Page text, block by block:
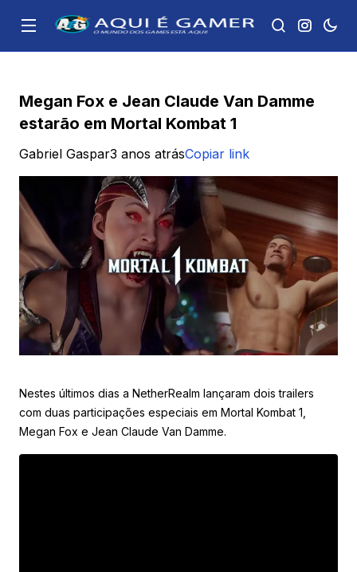
Megan Fox e Jean Claude Van Damme
estarão em Mortal Kombat 1
Gabriel Gaspar3 anos atrásCopiar link
Nestes últimos dias a NetherRealm lançaram dois trailers
com duas participações especiais em Mortal Kombat 1,
Megan Fox e Jean Claude Van Damme.